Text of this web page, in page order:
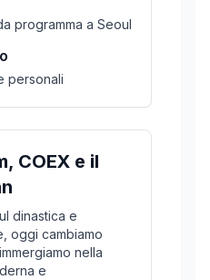
programma a Seoul
personali
COEX e il
dinastica e
oggi cambiamo
nella
e